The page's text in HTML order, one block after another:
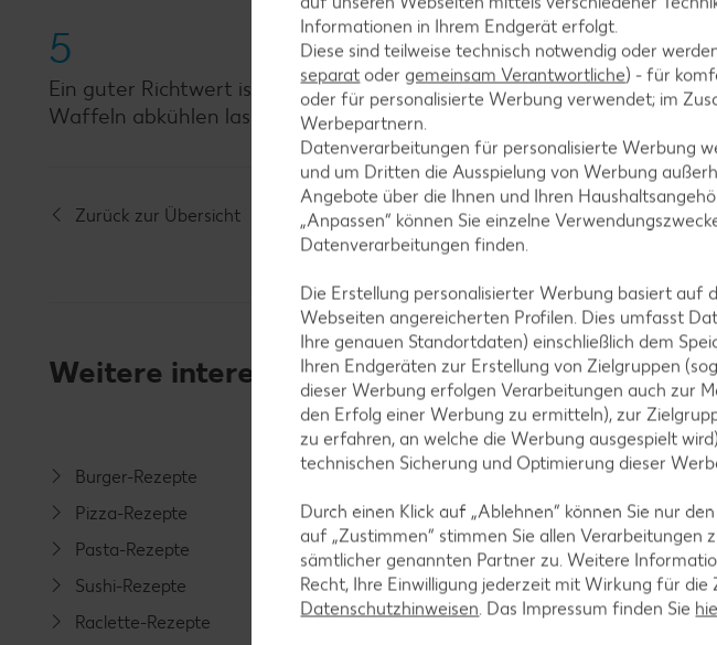
5
Ein guter Richtwert ist etwa eine Dauer von fünf Minuten, allerdings
Waffeln abkühlen lassen und in Stücke schneiden.
Zurück zur Übersicht
Weitere interessante Rezeptkategorien
Burger-Rezepte
Pizza-Rezepte
Pasta-Rezepte
Sushi-Rezepte
Raclette-Rezepte
Salat-Rezepte
Spargel-Rezepte
Fleisch-Rezepte
Fisch-Rezepte
Geflügel-Rezepte
Informationen in Ihrem Endgerät erfolgt.
Diese sind teilweise technisch notwendig oder
separat oder gemeinsam Verantwortliche) - für
oder für personalisierte Werbung verwendet; im
Werbepartnern.
Datenverarbeitungen für personalisierte Werbung
und um Dritten die Ausspielung von Werbung
Angebote über die Ihnen und Ihren
„Anpassen“ können Sie einzelne
Datenverarbeitungen finden.
Die Erstellung personalisierter Werbung basiert auf
Webseiten angereicherten Profilen. Dies umfasst
Ihre genauen Standortdaten) einschließlich dem
Ihren Endgeräten zur Erstellung von Zielgruppen
dieser Werbung erfolgen Verarbeitungen auch zur
den Erfolg einer Werbung zu ermitteln), zur
zu erfahren, an welche die Werbung ausgespielt
technischen Sicherung und Optimierung dieser
Durch einen Klick auf „Ablehnen“ können Sie nur
auf „Zustimmen“ stimmen Sie allen
sämtlicher genannten Partner zu. Weitere
Recht, Ihre Einwilligung jederzeit mit Wirkung für
Datenschutzhinweisen. Das Impressum finden Sie